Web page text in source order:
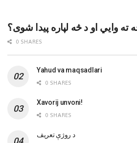
ته وایي او د څه لپاره پیدا شوی؟
0 SHARES
Yahud va maqsadlari
0 SHARES
Xavorij unvoni!
0 SHARES
‌د روژې تعریف